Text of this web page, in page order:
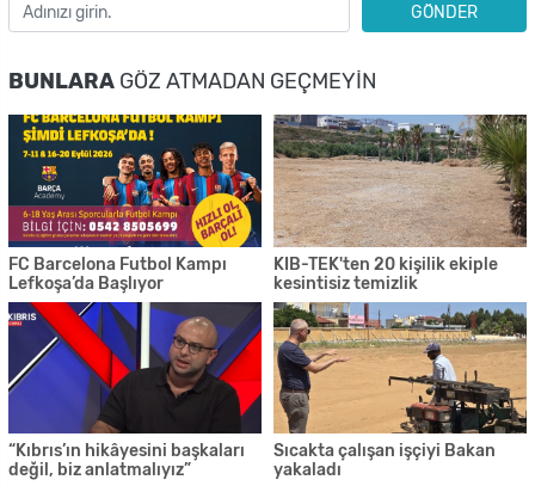
GÖNDER
BUNLARA GÖZ ATMADAN GEÇMEYIN
FC Barcelona Futbol Kampı
Lefkoşa’da Başlıyor
KIB-TEK'ten 20 kişilik ekiple
kesintisiz temizlik
“Kıbrıs’ın hikâyesini başkaları
değil, biz anlatmalıyız”
Sıcakta çalışan işçiyi Bakan
yakaladı